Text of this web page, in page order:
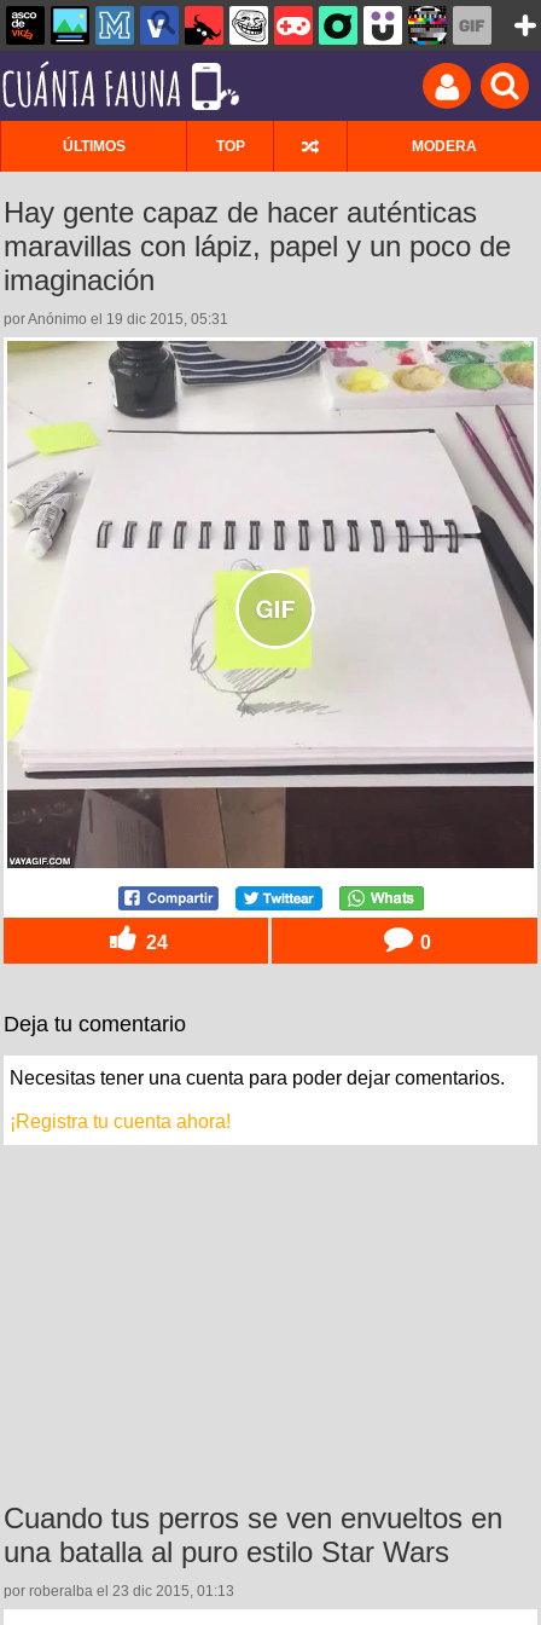
ÚLTIMOS TOP MODERA
Hay gente capaz de hacer auténticas
maravillas con lápiz, papel y un poco de
imaginación
por Anónimo el 19 dic 2015, 05:31
24 0
Deja tu comentario
Necesitas tener una cuenta para poder dejar comentarios.
¡Registra tu cuenta ahora!
Cuando tus perros se ven envueltos en
una batalla al puro estilo Star Wars
por roberalba el 23 dic 2015, 01:13